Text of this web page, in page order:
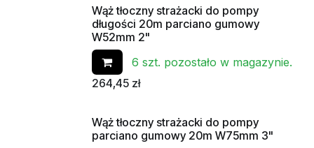
Wąż tłoczny strażacki do pompy
długości 20m parciano gumowy
W52mm 2"
6 szt. pozostało w magazynie.
264,45 zł
Wąż tłoczny strażacki do pompy
parciano gumowy 20m W75mm 3"